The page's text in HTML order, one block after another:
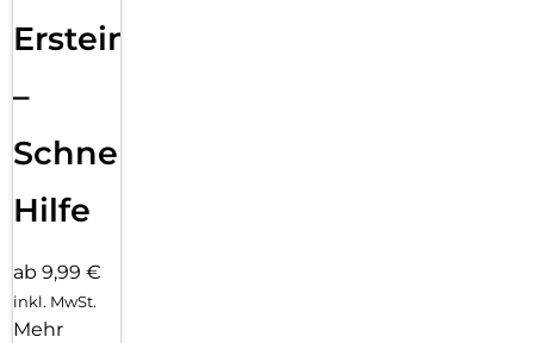
Ersteinrichtung
–
Schnelle
Hilfe
ab 9,99 €
inkl. MwSt.
Mehr